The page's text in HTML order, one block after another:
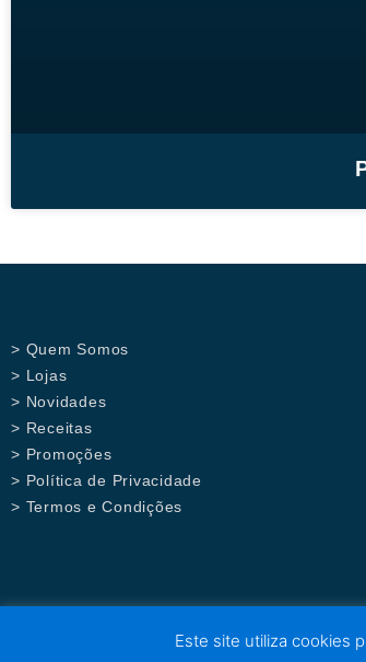
> Quem Somos
> Lojas
> Novidades
> Receitas
> Promoções
> Política de Privacidade
> Termos e Condições
Este site utiliza cookies